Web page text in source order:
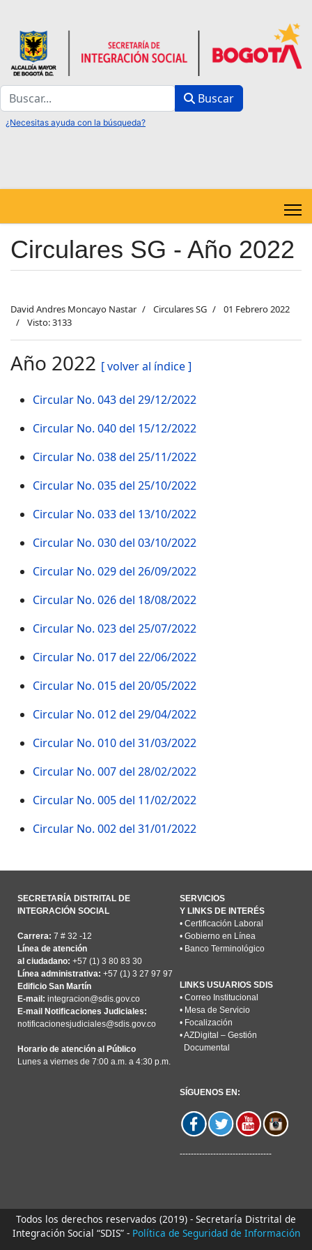
Buscar Buscar
Circulares SG - Año 2022
David Andres Moncayo Nastar Circulares SG
01 Febrero 2022
Visto: 3133
Año 2022 [ volver al índice ]
Circular No. 043 del 29/12/2022
Circular No. 040 del 15/12/2022
Circular No. 038 del 25/11/2022
Circular No. 035 del 25/10/2022
Circular No. 033 del 13/10/2022
Circular No. 030 del 03/10/2022
Circular No. 029 del 26/09/2022
Circular No. 026 del 18/08/2022
Circular No. 023 del 25/07/2022
Circular No. 017 del 22/06/2022
Circular No. 015 del 20/05/2022
Circular No. 012 del 29/04/2022
Circular No. 010 del 31/03/2022
Circular No. 007 del 28/02/2022
Circular No. 005 del 11/02/2022
Circular No. 002 del 31/01/2022
SECRETARÍA DISTRITAL DE
INTEGRACIÓN SOCIAL
Carrera: 7 # 32 -12
Línea de atención
al ciudadano: +57 (1) 3 80 83 30
Línea administrativa: +57 (1) 3 27 97 97
Edificio San Martín
E-mail: integracion@sdis.gov.co
E-mail Notificaciones Judiciales:
notificacionesjudiciales@sdis.gov.co
Horario de atención al Público
Lunes a viernes de 7:00 a.m. a 4:30 p.m.
SERVICIOS
Y LINKS DE INTERÉS
• Certificación Laboral
• Gobierno en Línea
• Banco Terminológico
LINKS USUARIOS SDIS
• Correo Institucional
• Mesa de Servicio
• Focalización
•AZDigital – Gestión
Documental
SÍGUENOS EN:
---------------------------------
Todos los derechos reservados (2019) - Secretaría Distrital de
Integración Social “SDIS” - Política de Seguridad de Información